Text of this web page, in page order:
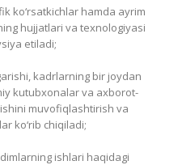
ko‘rsatkichlar hamda ayrim
hujjatlari va texnologiyasi
etiladi;
kadrlarning bir joydan
kutubxonalar va axborot-
muvofiqlashtirish va
ko‘rib chiqiladi;
ishlari haqidagi